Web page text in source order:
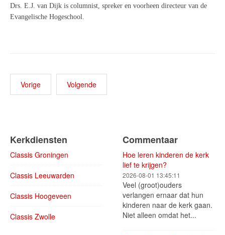
Drs. E.J. van Dijk is columnist, spreker en voorheen directeur van de
Evangelische Hogeschool.
Vorige Volgende
Kerkdiensten
Classis Groningen
Classis Leeuwarden
Classis Hoogeveen
Classis Zwolle
Commentaar
Hoe leren kinderen de kerk
lief te krijgen?
2026-08-01 13:45:11
Veel (groot)ouders
verlangen ernaar dat hun
kinderen naar de kerk gaan.
Niet alleen omdat het...